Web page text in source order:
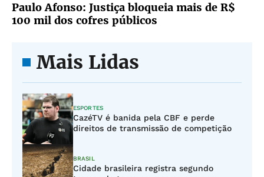
Paulo Afonso: Justiça bloqueia mais de R$
100 mil dos cofres públicos
Mais Lidas
ESPORTES
CazéTV é banida pela CBF e perde
direitos de transmissão de competição
BRASIL
Cidade brasileira registra segundo